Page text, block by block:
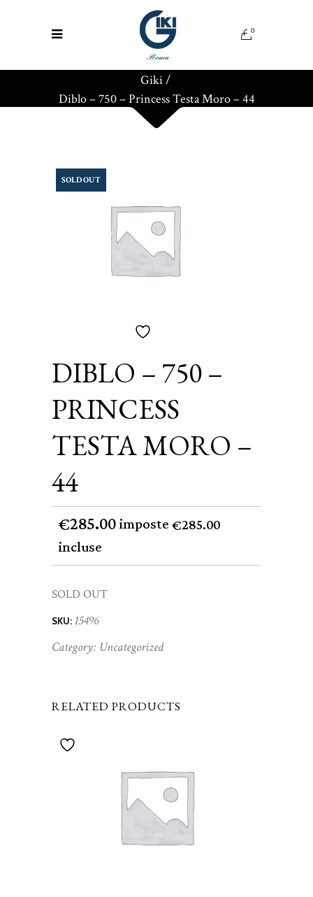
0
Giki/
Diblo – 750 – Princess Testa Moro – 44
SOLD OUT
DIBLO – 750 –
PRINCESS
TESTA MORO –
44
€285.00imposte€285.00
incluse
SOLD OUT
SKU: 15496
Category: Uncategorized
RELATED PRODUCTS